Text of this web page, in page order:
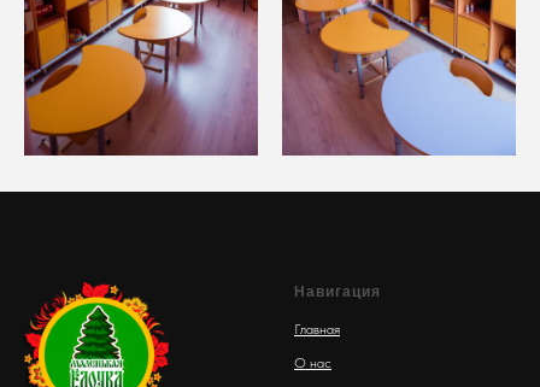
Навигация
Главная
О нас